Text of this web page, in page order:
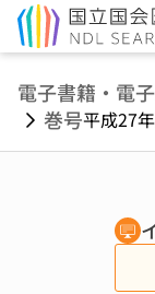
電子書籍・電
巻号平成27